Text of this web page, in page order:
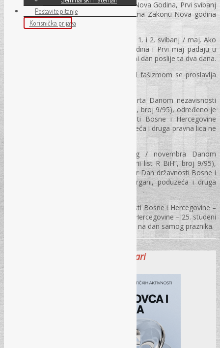
se slave u Federaciji Bosni i Hercegovini Nova Godina, Prvi svibanj
/ maj i Dan pobjede nad fašizmom. Prema Zakonu Nova godina
se slavi 1. i 2. siječanj / januar.
Prvi svibanj / maj – Praznik rada se slavi 1. i 2. svibanj / maj. Ako
jedan od dana u koje se slavi Nova Godina i Prvi maj padaju u
nedjelju, praznikom se smatra prvi naredni dan poslije ta dva dana.
Deveti svibanj / maj – Dan pobjede nad fašizmom se proslavlja
Zakonom o proglašenju 1. ožujka / marta Danom nezavisnosti
Bosne i Hercegovine (“Službeni list R BiH”, broj 9/95), određeno je
da je 1. ožujak /mart Dan nezavisnosti Bosne i Hercegovine
praznik i na taj dan državni organi, poduzeća i druga pravna lica ne
Zakonom o proglašenju 25. studenog / novembra Danom
državnosti Bosne i Hercegovine (“Službeni list R BiH”, broj 9/95),
određeno je da je 25. studeni / novembar Dan državnosti Bosne i
Hercegovine i da na taj dan državni organi, poduzeća i druga
U smislu gore iznesenog, Dan nezavisnosti Bosne i Hercegovine –
1. ožujak / mart i dan državnosti Bosne i Hercegovine – 25. studeni
/ novembar, se slave samo jedan dan i to na dan samog praznika.
Najnoviji seminari
Postavite pitanje
Korisnička prijava